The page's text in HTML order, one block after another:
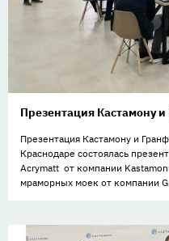
Презентация Кастамону и
Презентация Кастамону и
Краснодаре состоялась
Acrymatt от компании
мраморных моек от компании